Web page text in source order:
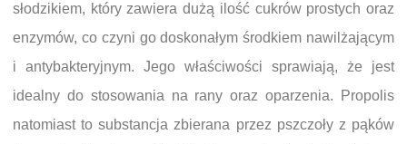
słodzikiem, który zawiera dużą ilość cukrów prostych oraz
enzymów, co czyni go doskonałym środkiem nawilżającym
i antybakteryjnym. Jego właściwości sprawiają, że jest
idealny do stosowania na rany oraz oparzenia. Propolis
natomiast to substancja zbierana przez pszczoły z pąków